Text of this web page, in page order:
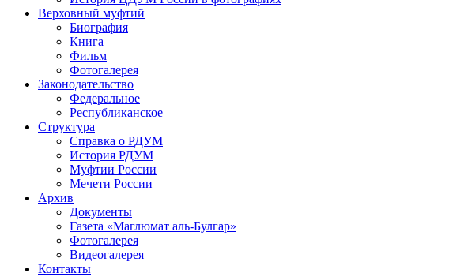
Верховный муфтий
Биография
Книга
Фильм
Фотогалерея
Законодательство
Федеральное
Республиканское
Структура
Справка о РДУМ
История РДУМ
Муфтии России
Мечети России
Архив
Документы
Газета «Маглюмат аль-Булгар»
Фотогалерея
Видеогалерея
Контакты